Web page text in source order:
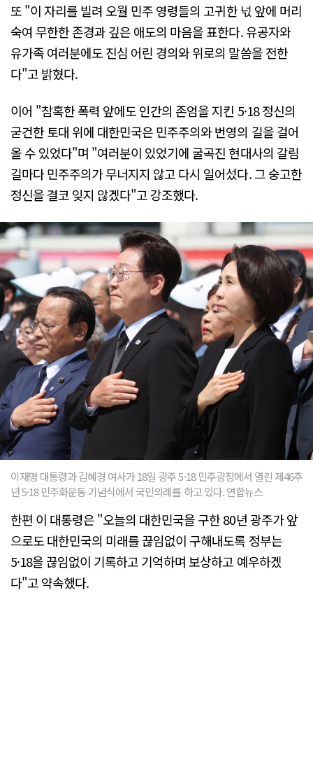
또 "이 자리를 빌려 오월 민주 영령들의 고귀한 넋 앞에 머리
숙여 무한한 존경과 깊은 애도의 마음을 표한다. 유공자와
유가족 여러분에도 진심 어린 경의와 위로의 말씀을 전한
다"고 밝혔다.
이어 "참혹한 폭력 앞에도 인간의 존엄을 지킨 5·18 정신의
굳건한 토대 위에 대한민국은 민주주의와 번영의 길을 걸어
올 수 있었다"며 "여러분이 있었기에 굴곡진 현대사의 갈림
길마다 민주주의가 무너지지 않고 다시 일어섰다. 그 숭고한
정신을 결코 잊지 않겠다"고 강조했다.
이재명 대통령과 김혜경 여사가 18일 광주 5·18 민주광장에서 열린 제46주
년 5·18 민주화운동 기념식에서 국민의례를 하고 있다. 연합뉴스
한편 이 대통령은 "오늘의 대한민국을 구한 80년 광주가 앞
으로도 대한민국의 미래를 끊임없이 구해내도록 정부는
5·18을 끊임없이 기록하고 기억하며 보상하고 예우하겠
다"고 약속했다.